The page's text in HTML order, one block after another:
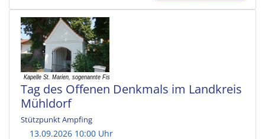
Tag des Offenen Denkmals im Landkreis
Mühldorf
Stützpunkt Ampfing
13.09.2026 10:00 Uhr